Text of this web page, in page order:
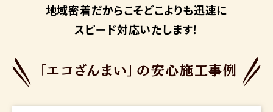
地域密着だからこそどこよりも迅速に
スピード対応いたします！